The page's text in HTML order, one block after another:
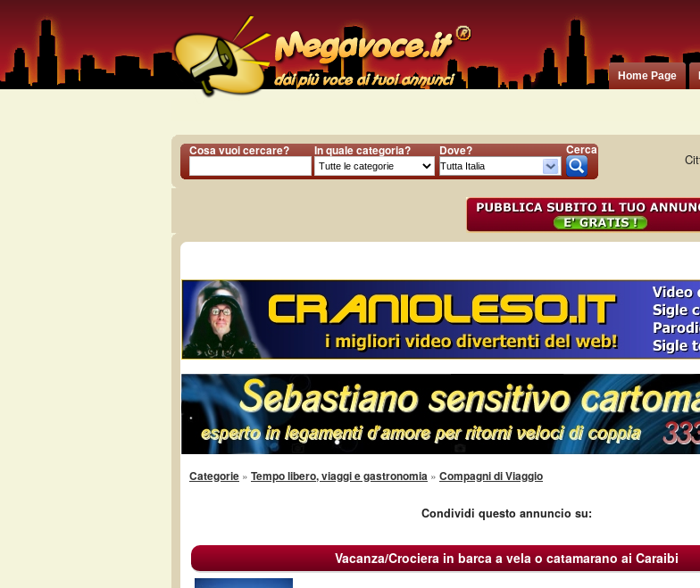
Home Page
Cosa vuoi cercare? In quale categoria? Dove? Cerca
Categorie » Tempo libero, viaggi e gastronomia » Compagni di Viaggio
Condividi questo annuncio su:
Vacanza/Crociera in barca a vela o catamarano ai Caraibi